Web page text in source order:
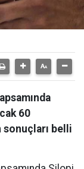
60
sonuçları belli